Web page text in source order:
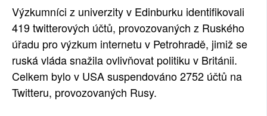
PLNÁ VERZE STRÁNEK
Výzkumníci z univerzity v Edinburku identifikovali
419 twitterových účtů, provozovaných z Ruského
úřadu pro výzkum internetu v Petrohradě, jimiž se
ruská vláda snažila ovlivňovat politiku v Británii.
Celkem bylo v USA suspendováno 2752 účtů na
Twitteru, provozovaných Rusy.